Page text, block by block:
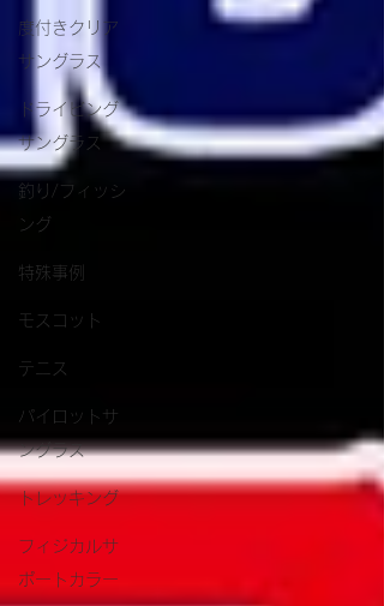
度付きクリア
サングラス
ドライビング
サングラス
釣り/フィッシ
ング
特殊事例
モスコット
テニス
パイロットサ
ングラス
トレッキング
フィジカルサ
ポートカラー